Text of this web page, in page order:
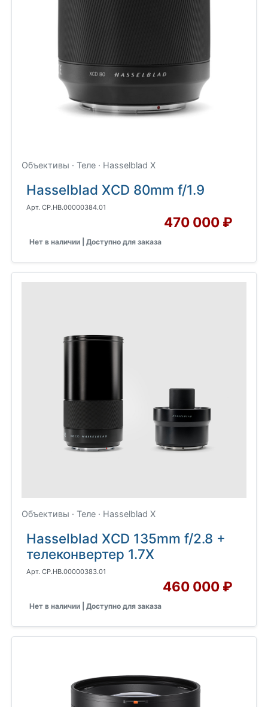
Объективы · Теле · Hasselblad X
Hasselblad XCD 80mm f/1.9
Арт. CP.HB.00000384.01
470 000 ₽
Нет в наличии | Доступно для заказа
Объективы · Теле · Hasselblad X
Hasselblad XCD 135mm f/2.8 +
телеконвертер 1.7X
Арт. CP.HB.00000383.01
460 000 ₽
Нет в наличии | Доступно для заказа